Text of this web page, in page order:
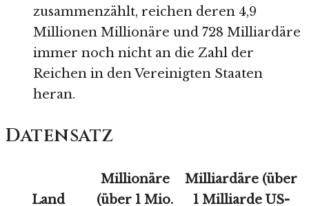
zusammenzählt, reichen deren 4,9
Millionen Millionäre und 728 Milliardäre
immer noch nicht an die Zahl der
Reichen in den Vereinigten Staaten
heran.
Datensatz
Land
Millionäre
(über 1 Mio.
Milliardäre (über
1 Milliarde US-